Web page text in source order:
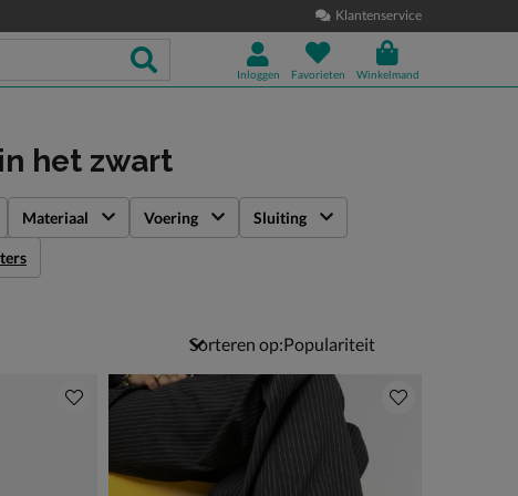
Klantenservice
Inloggen Favorieten Winkelmand
in het zwart
Materiaal Voering Sluiting
Sorteren op: